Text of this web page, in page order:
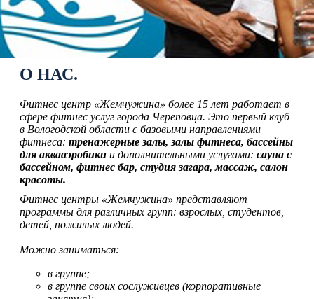
О НАС.
Фитнес центр «Жемчужина» более 15 лет работает в
сфере фитнес услуг города Череповца. Это первый клуб
в Вологодской области с базовыми направлениями
фитнеса: тренажерные залы, залы фитнеса, бассейны
для аквааэробики и дополнительными услугами: сауна с
бассейном, фитнес бар, студия загара, массаж, салон
красоты.
Фитнес центры «Жемчужина» представляют
программы для различных групп: взрослых, студентов,
детей, пожилых людей.
Можно заниматься:
в группе;
в группе своих сослуживцев (корпоративные